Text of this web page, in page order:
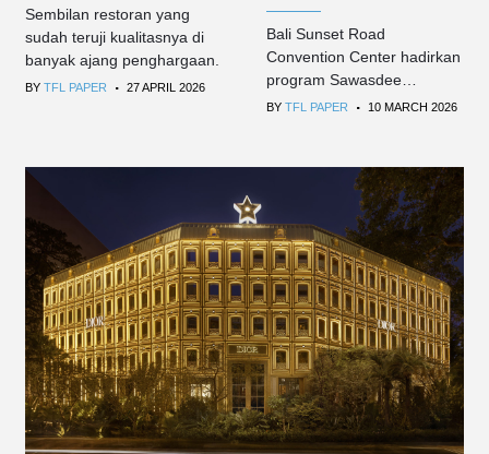
Sembilan restoran yang
sudah teruji kualitasnya di
banyak ajang penghargaan.
BY TFL PAPER . 27 APRIL 2026
Bali Sunset Road
Convention Center hadirkan
program Sawasdee
Bangkok Shopping Trip.
BY TFL PAPER . 10 MARCH 2026